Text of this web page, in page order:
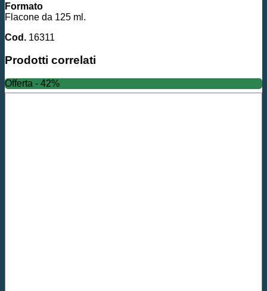
Formato
Flacone da 125 ml.
Cod. 16311
Prodotti correlati
Offerta - 42%